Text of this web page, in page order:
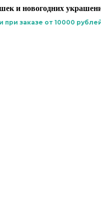
и новогодних
при заказе от 10000